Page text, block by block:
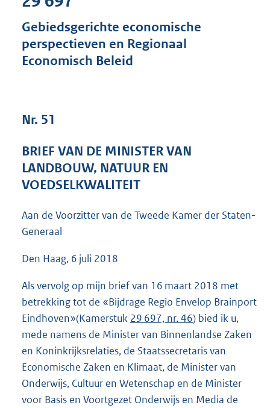
s
g
4
K
Gebiedsgerichte economische
perspectieven en Regionaal
Economisch Beleid
Nr. 51
BRIEF VAN DE MINISTER VAN
LANDBOUW, NATUUR EN
VOEDSELKWALITEIT
Aan de Voorzitter van de Tweede Kamer der Staten-
Generaal
Den Haag, 6 juli 2018
Als vervolg op mijn brief van 16 maart 2018 met
betrekking tot de «Bijdrage Regio Envelop Brainport
Eindhoven»(Kamerstuk 29 697, nr. 46) bied ik u,
mede namens de Minister van Binnenlandse Zaken
en Koninkrijksrelaties, de Staatssecretaris van
Economische Zaken en Klimaat, de Minister van
Onderwijs, Cultuur en Wetenschap en de Minister
voor Basis en Voortgezet Onderwijs en Media de